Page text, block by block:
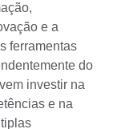
e a
ferramentas
do
investir na
e na